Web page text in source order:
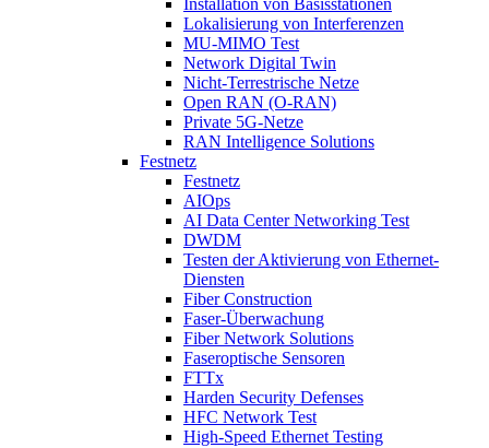
Installation von Basisstationen
Lokalisierung von Interferenzen
MU-MIMO Test
Network Digital Twin
Nicht-Terrestrische Netze
Open RAN (O-RAN)
Private 5G-Netze
RAN Intelligence Solutions
Festnetz
Festnetz
AIOps
AI Data Center Networking Test
DWDM
Testen der Aktivierung von Ethernet-
Diensten
Fiber Construction
Faser-Überwachung
Fiber Network Solutions
Faseroptische Sensoren
FTTx
Harden Security Defenses
HFC Network Test
High-Speed Ethernet Testing